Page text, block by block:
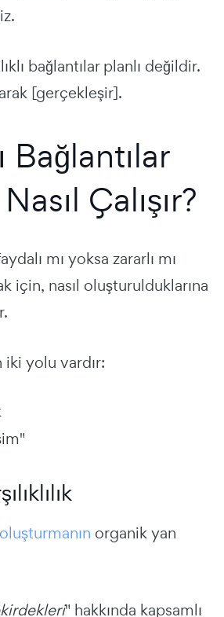
bağlantılar planlı değildir.
[gerçekleşir].
Bağlantılar
Çalışır?
mı yoksa zararlı mı
için, nasıl oluşturulduklarına
yolu vardır:
organik yan
" hakkında kapsamlı